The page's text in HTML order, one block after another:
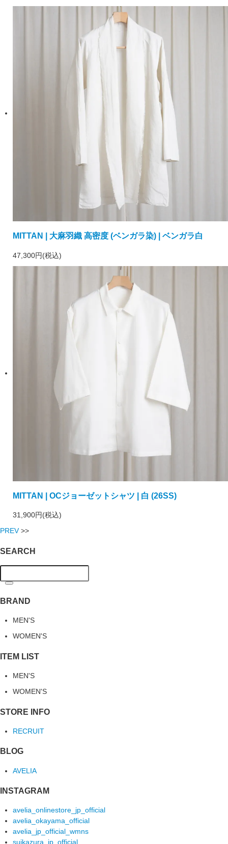
MITTAN | 大麻羽織 高密度 (ベンガラ染) | ベンガラ白
47,300円(税込)
MITTAN | OCジョーゼットシャツ | 白 (26SS)
31,900円(税込)
PREV>>
SEARCH
BRAND
MEN'S
WOMEN'S
ITEM LIST
MEN'S
WOMEN'S
STORE INFO
RECRUIT
BLOG
AVELIA
INSTAGRAM
avelia_onlinestore_jp_official
avelia_okayama_official
avelia_jp_official_wmns
suikazura_jp_official